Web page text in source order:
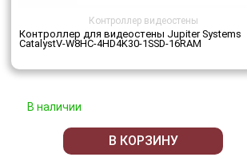
Контроллер видеостены
Контроллер для видеостены Jupiter Systems
CatalystV-W8HC-4HD4K30-1SSD-16RAM
В наличии
В КОРЗИНУ